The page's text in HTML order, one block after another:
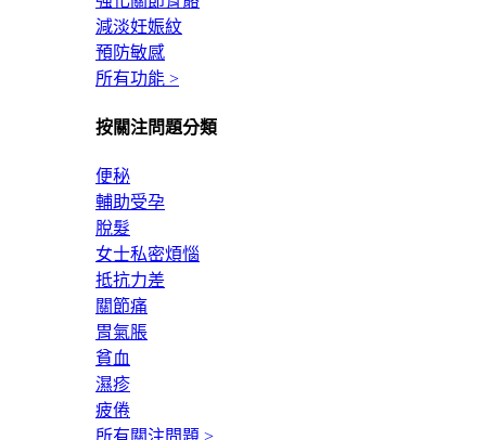
減淡妊娠紋
預防敏感
所有功能 >
按關注問題分類
便秘
輔助受孕
脫髮
女士私密煩惱
抵抗力差
關節痛
胃氣脹
貧血
濕疹
疲倦